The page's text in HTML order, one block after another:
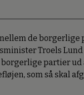
de
Troels
partier ud
som så skal